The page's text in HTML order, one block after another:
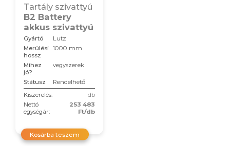
Tartály szivattyú
B2 Battery
akkus szivattyú
Gyártó
Lutz
Merülési
hossz
1000 mm
Mihez
jó?
vegyszerek
Státusz
Rendelhető
Kiszerelés:
db
Nettó
egységár:
253 483
Ft/db
Kosárba teszem